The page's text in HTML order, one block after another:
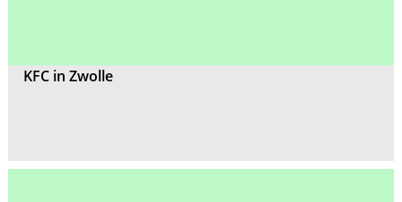
KFC in Zwolle